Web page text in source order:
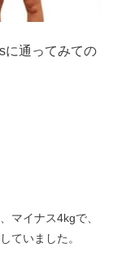
に通ってみての
マイナス4kgで、
ていました。